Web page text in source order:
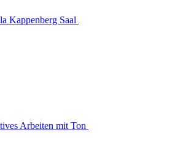
Kappenberg Saal
Arbeiten mit Ton